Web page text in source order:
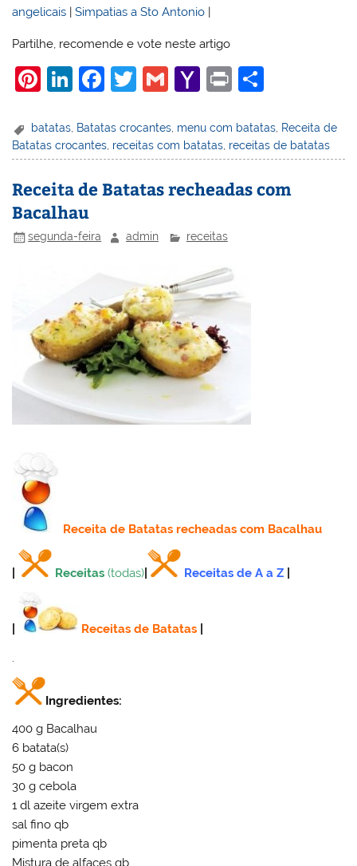
angelicais |Simpatias a Sto Antonio
Partilhe, recomende e vote neste artigo
Pi
er
e
st
Li
k
e
dI
n
F
c
e
b
o
T
itt
er
G
ai
l
Y
h
o
o
ai
Pr
t
ar
e
batatas Batatas crocantes menu com batatas Receita de
Batatas crocantes receitas com batatas receitas de batatas
Receita de Batatas recheadas com
Bacalhau
segunda-feira admin receitas
Receitade Batatas recheadas com Bacalhau
Receitas (todas) Receitas de A a Z
Receitas de Batatas
.
Ingredientes:
400 g Bacalhau
6 batata(s)
50 g bacon
30 g cebola
1 dl azeite virgem extra
sal fino qb
pimenta preta qb